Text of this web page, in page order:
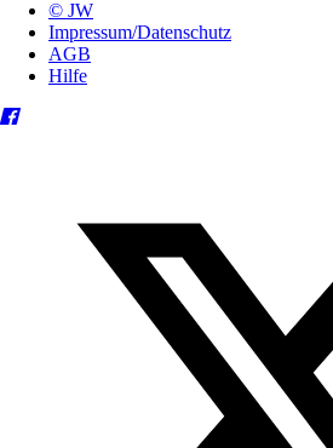
© JW
Impressum/Datenschutz
AGB
Hilfe